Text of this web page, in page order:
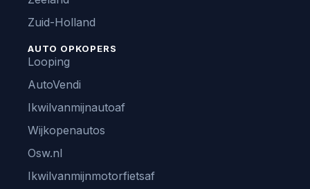
Zuid-Holland
AUTO OPKOPERS
Looping
AutoVendi
Ikwilvanmijnautoaf
Wijkopenautos
Osw.nl
Ikwilvanmijnmotorfietsaf